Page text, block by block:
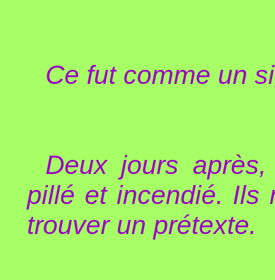
Ce fut comme un
Deux jours
pillé et incendié. Ils
trouver un prétexte.